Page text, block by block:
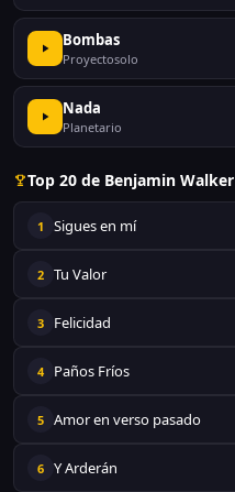
Bombas
Proyectosolo
Nada
Planetario
Top 20 de Benjamin Walker
1 Sigues en mí
2 Tu Valor
3 Felicidad
4 Paños Fríos
5 Amor en verso pasado
6 Y Arderán